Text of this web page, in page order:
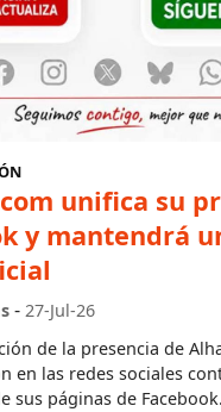
unifica su
y mantendrá
- 27-Jul-26
de la presencia de
en las redes sociales
sus páginas de Facebook.